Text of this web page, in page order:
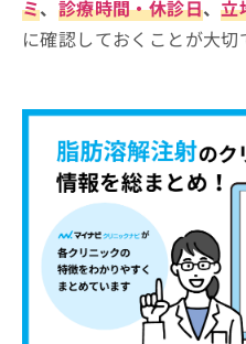
討しよう！
BNLS（ビーエヌエ
L-カルニチン
カフェイン
メソセラピー
ダウンタイム
カウンセリング
脂肪溶解注射はど
1．カウンセリング予
2．問診と気になる
3．医師による診察
4．治療プランと費用
5．注射とアフター
脂肪溶解注射に関
まとめ：広島市で評
めのクリニック5選
ミ、 診療時間・休診日、立
に確認しておくことが大切
の
お
わ